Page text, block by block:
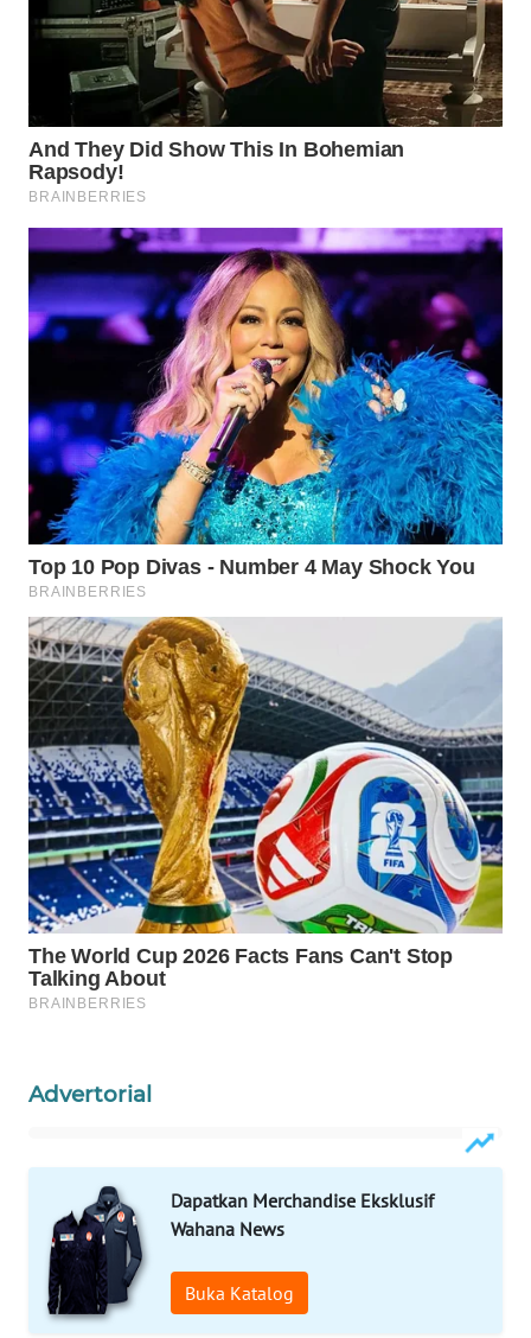
Advertorial
Dapatkan Merchandise Eksklusif
Wahana News
Buka Katalog
TANI
WAHANA
ADVOKAT
WAHANA
INFRASTRUKTUR
WAHANA
KONSUMEN
WAHANA
WAHANA
TRAVEL
WAHANA
TV
WAHANANEWS
ID
WAHANANEWS
CO ID
WAHANANEWS
NET
WAHANA
SPORT
WAHANA
UMKM
WAHANA
OTOMOTIF
WAHANA
HEALTH